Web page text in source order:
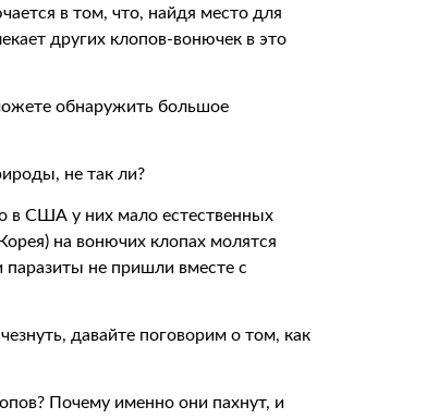
в том, что, найдя место для
других клопов-вонючек в это
обнаружить большое
не так ли?
в США у них мало естественных
на вонючих клопах молятся
не пришли вместе с
давайте поговорим о том, как
Почему именно они пахнут, и